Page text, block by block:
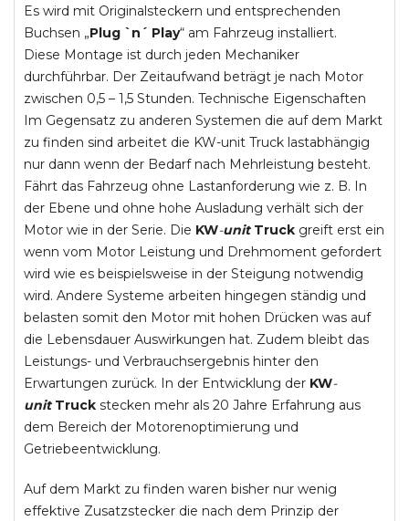
Es wird mit Originalsteckern und entsprechenden
Buchsen „Plug `n´ Play“ am Fahrzeug installiert.
Diese Montage ist durch jeden Mechaniker
durchführbar. Der Zeitaufwand beträgt je nach Motor
zwischen 0,5 – 1,5 Stunden. Technische Eigenschaften
Im Gegensatz zu anderen Systemen die auf dem Markt
zu finden sind arbeitet die KW-unit Truck lastabhängig
nur dann wenn der Bedarf nach Mehrleistung besteht.
Fährt das Fahrzeug ohne Lastanforderung wie z. B. In
der Ebene und ohne hohe Ausladung verhält sich der
Motor wie in der Serie. Die KW-unit Truck greift erst ein
wenn vom Motor Leistung und Drehmoment gefordert
wird wie es beispielsweise in der Steigung notwendig
wird. Andere Systeme arbeiten hingegen ständig und
belasten somit den Motor mit hohen Drücken was auf
die Lebensdauer Auswirkungen hat. Zudem bleibt das
Leistungs- und Verbrauchsergebnis hinter den
Erwartungen zurück. In der Entwicklung der KW-
unit Truck stecken mehr als 20 Jahre Erfahrung aus
dem Bereich der Motorenoptimierung und
Getriebeentwicklung.
Auf dem Markt zu finden waren bisher nur wenig
effektive Zusatzstecker die nach dem Prinzip der